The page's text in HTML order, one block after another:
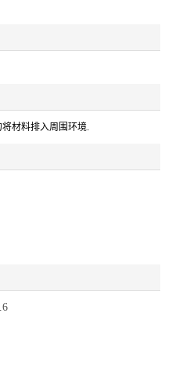
材料排入周围环境.